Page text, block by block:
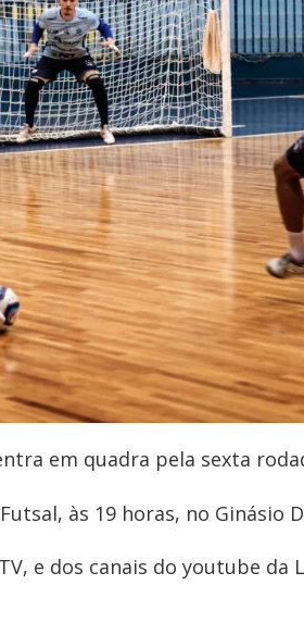
em quadra pela sexta
às 19 horas, no Ginásio
e dos canais do youtube da